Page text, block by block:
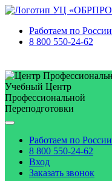
Работаем по России
8 800 550-24-62
Учебный Центр
Профессиональной
Переподготовки
Работаем по России
8 800 550-24-62
Вход
Заказать звонок